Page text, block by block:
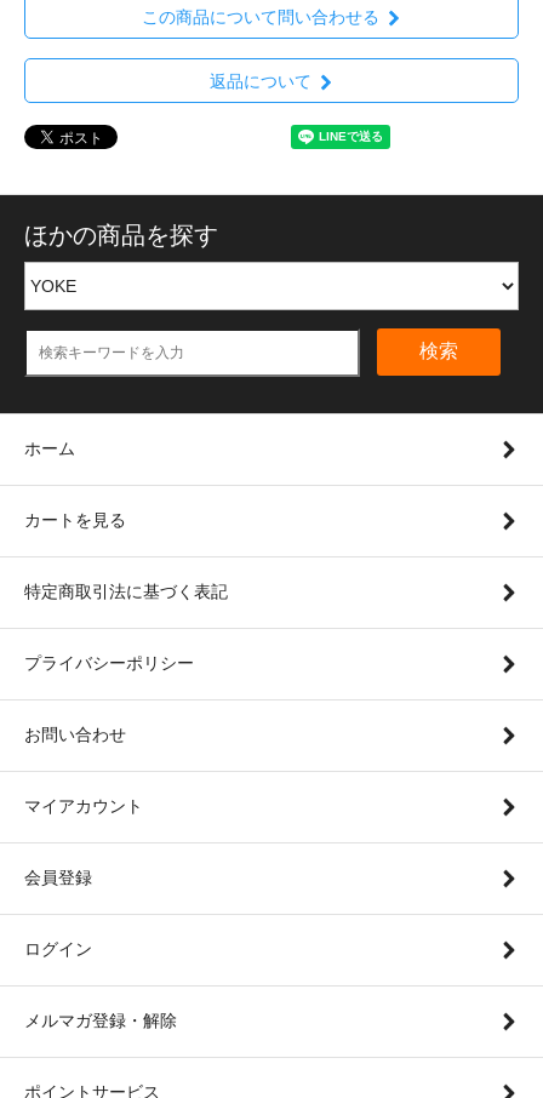
この商品について問い合わせる
返品について
ほかの商品を探す
検索
ホーム
カートを見る
特定商取引法に基づく表記
プライバシーポリシー
お問い合わせ
マイアカウント
会員登録
ログイン
メルマガ登録・解除
ポイントサービス